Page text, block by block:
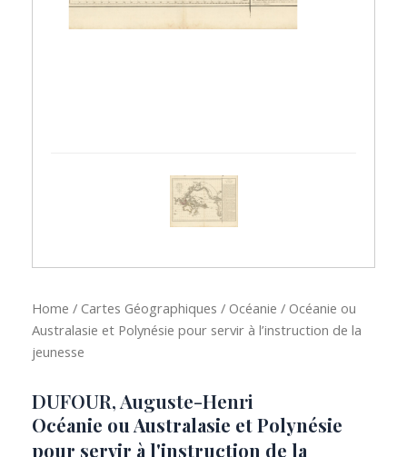
Home / Cartes Géographiques / Océanie / Océanie ou
Australasie et Polynésie pour servir à l’instruction de la
jeunesse
DUFOUR, Auguste-Henri
Océanie ou Australasie et Polynésie
pour servir à l'instruction de la